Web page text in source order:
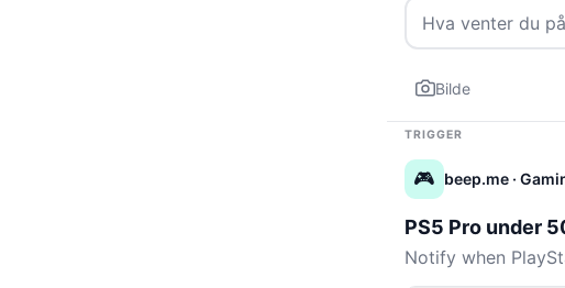
Bilde
TRIGGER
🎮 beep.me ·
PS5 Pro under
Notify when